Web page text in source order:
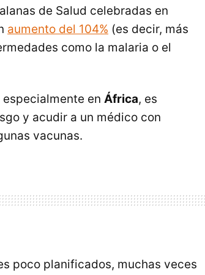
de Salud celebradas en
aumento del 104% (es decir, más
como la malaria o el
en África, es
y acudir a un médico con
vacunas.
poco planificados, muchas veces